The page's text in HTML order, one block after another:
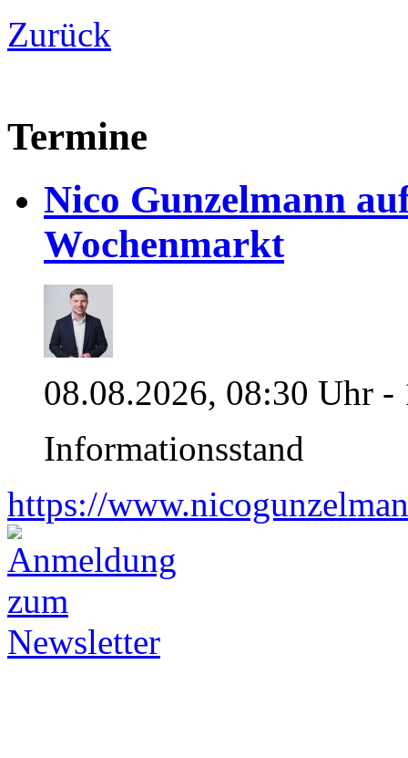
Zurück
Termine
Nico Gunzelmann
Wochenmarkt
08.08.2026, 08:30 Uhr -
Informationsstand
https://